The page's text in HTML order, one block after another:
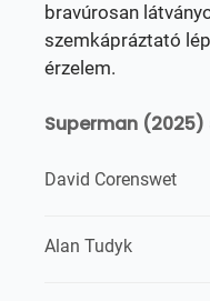
bravúrosan
szemkápráztató
érzelem.
Superman (2025)
David Corenswet
Alan Tudyk